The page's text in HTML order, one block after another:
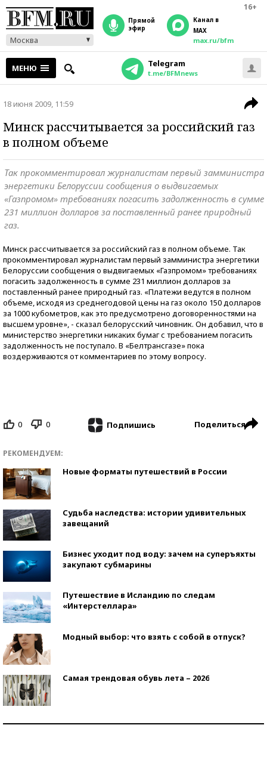
16+
Москва
прямой
эфир
Канал в
MAX
max.ru/bfm
МЕНЮ Telegram
t.me/BFMnews
18 июня 2009, 11:59
Минск рассчитывается за российский газ
в полном объеме
Так прокомментировал журналистам первый замминистра
энергетики Белоруссии сообщения о выдвигаемых
«Газпромом» требованиях погасить задолженность в сумме
231 миллион долларов за поставленный ранее природный
газ.
Минск рассчитывается за российский газ в полном объеме. Так
прокомментировал журналистам первый замминистра энергетики
Белоруссии сообщения о выдвигаемых «Газпромом» требованиях
погасить задолженность в сумме 231 миллион долларов за
поставленный ранее природный газ. «Платежи ведутся в полном
объеме, исходя из среднегодовой цены на газ около 150 долларов
за 1000 кубометров, как это предусмотрено договоренностями на
высшем уровне», - сказал белорусский чиновник. Он добавил, что в
министерство энергетики никаких бумаг с требованием погасить
задолженность не поступало. В «Белтрансгазе» пока
воздерживаются от комментариев по этому вопросу.
0 0 Подпишись Поделиться
РЕКОМЕНДУЕМ:
Новые форматы путешествий в России
Судьба наследства: истории удивительных
завещаний
Бизнес уходит под воду: зачем на суперъяхты
закупают субмарины
Путешествие в Исландию по следам
«Интерстеллара»
Модный выбор: что взять с собой в отпуск?
Самая трендовая обувь лета – 2026